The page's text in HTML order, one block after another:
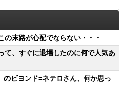
の末路が心配でならない・・・
て、すぐに退場したのに何で人気あ
のビヨンド=ネテロさん、何か思っ